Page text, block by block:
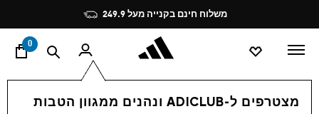
Pause
promotion
rotation
משלוח חינם בקנייה מעל 249.9
0
מצטרפים ל-ADICLUB ונהנים ממגוון הטבות